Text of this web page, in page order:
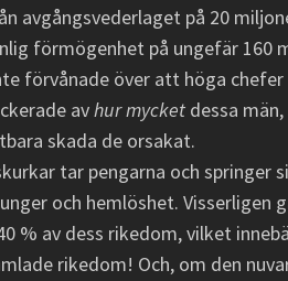
avgångsvederlaget på 20
förmögenhet på ungefär 160
förvånade över att höga
avhur mycket dessa
skada de orsakat.
tar pengarna och
och hemlöshet. Visserligen
% av dess rikedom, vilket
rikedom! Och, om den